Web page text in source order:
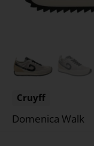
Cruyff
Domenica Walk